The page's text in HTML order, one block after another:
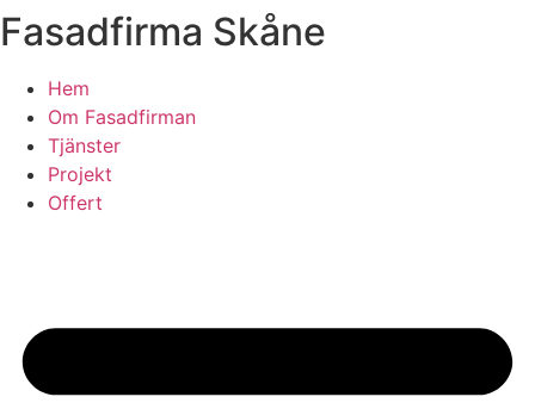
Skip
to
content
Fasadfirma Skåne
Hem
Om Fasadfirman
Tjänster
Projekt
Offert